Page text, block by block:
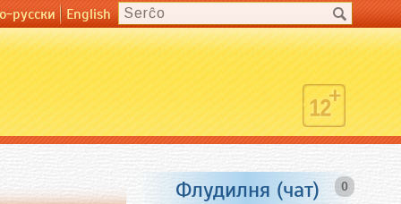
русски English
0
Флудилня (чат)